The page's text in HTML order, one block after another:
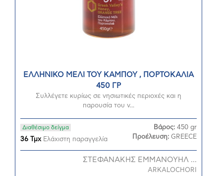
ΕΛΛΗΝΙΚΟ ΜΕΛΙ ΤΟΥ ΚΑΜΠΟΥ , ΠΟΡΤΟΚΑΛΙΑ
450 ΓΡ
Συλλέγετε κυρίως σε νησιωτικές περιοχές και η
παρουσία του ν...
Διαθέσιμο δείγμα
36 ΤμχΕλάχιστη παραγγελία
Βάρος: 450 gr
Προέλευση: GREECE
ΣΤΕΦΑΝΑΚΗΣ ΕΜΜΑΝΟΥΗΛ ...
ARKALOCHORI